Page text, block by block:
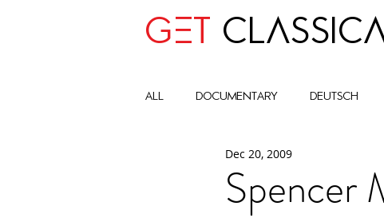
GET
all Documentary deutsch
advocay One World
Spencer
Dec 20, 2009